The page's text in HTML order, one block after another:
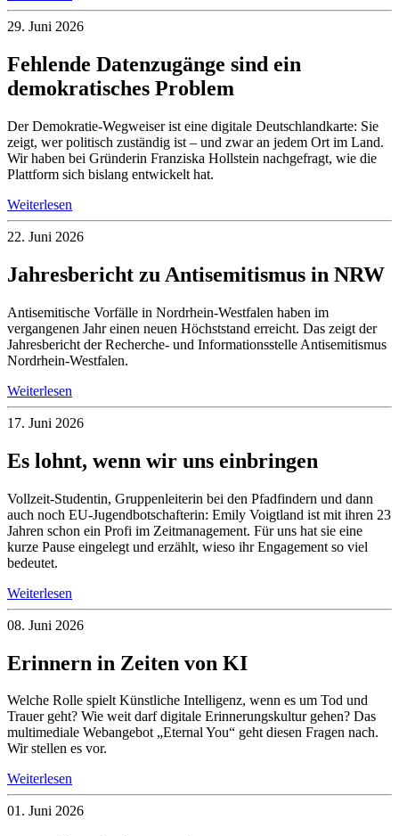
29. Juni 2026
Fehlende Datenzugänge sind ein
demokratisches Problem
Der Demokratie-Wegweiser ist eine digitale Deutschlandkarte: Sie
zeigt, wer politisch zuständig ist – und zwar an jedem Ort im Land.
Wir haben bei Gründerin Franziska Hollstein nachgefragt, wie die
Plattform sich bislang entwickelt hat.
Weiterlesen
22. Juni 2026
Jahresbericht zu Antisemitismus in NRW
Antisemitische Vorfälle in Nordrhein-Westfalen haben im
vergangenen Jahr einen neuen Höchststand erreicht. Das zeigt der
Jahresbericht der Recherche- und Informationsstelle Antisemitismus
Nordrhein-Westfalen.
Weiterlesen
17. Juni 2026
Es lohnt, wenn wir uns einbringen
Vollzeit-Studentin, Gruppenleiterin bei den Pfadfindern und dann
auch noch EU-Jugendbotschafterin: Emily Voigtland ist mit ihren 23
Jahren schon ein Profi im Zeitmanagement. Für uns hat sie eine
kurze Pause eingelegt und erzählt, wieso ihr Engagement so viel
bedeutet.
Weiterlesen
08. Juni 2026
Erinnern in Zeiten von KI
Welche Rolle spielt Künstliche Intelligenz, wenn es um Tod und
Trauer geht? Wie weit darf digitale Erinnerungskultur gehen? Das
multimediale Webangebot „Eternal You“ geht diesen Fragen nach.
Wir stellen es vor.
Weiterlesen
01. Juni 2026